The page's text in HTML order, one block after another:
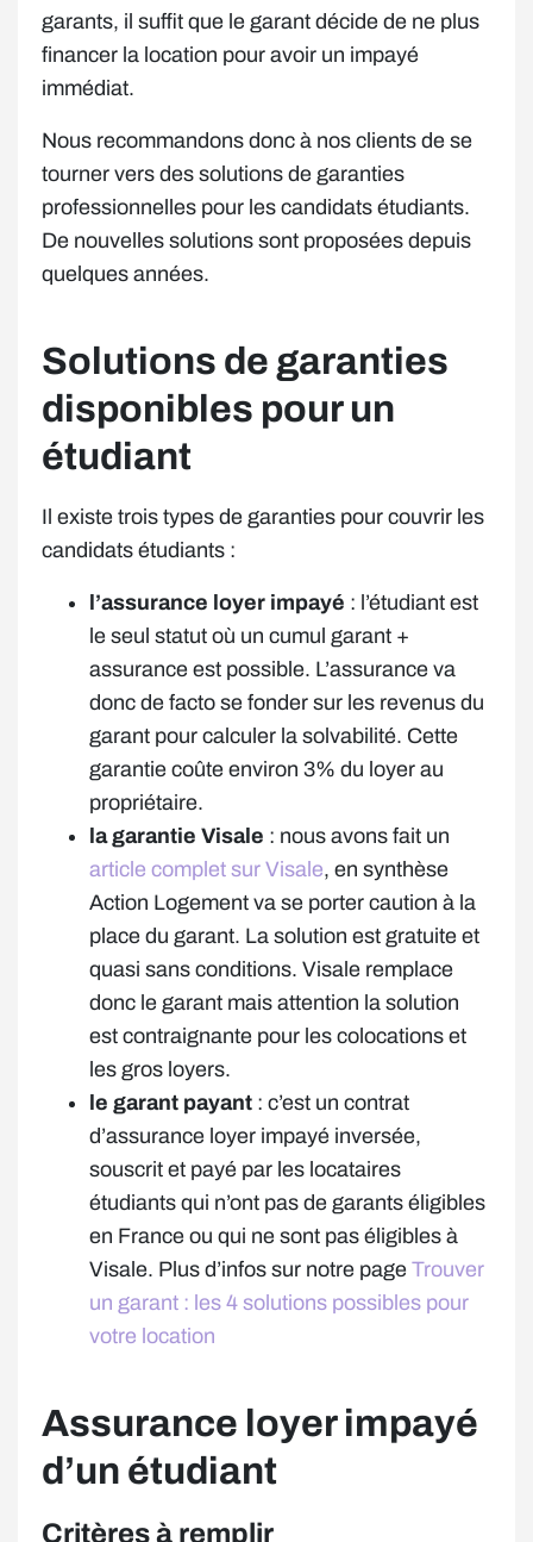
garants, il suffit que le garant décide de ne plus
financer la location pour avoir un impayé
immédiat.
Nous recommandons donc à nos clients de se
tourner vers des solutions de garanties
professionnelles pour les candidats étudiants.
De nouvelles solutions sont proposées depuis
quelques années.
Solutions de garanties
disponibles pour un
étudiant
Il existe trois types de garanties pour couvrir les
candidats étudiants :
l’assurance loyer impayé : l’étudiant est
le seul statut où un cumul garant +
assurance est possible. L’assurance va
donc de facto se fonder sur les revenus du
garant pour calculer la solvabilité. Cette
garantie coûte environ 3% du loyer au
propriétaire.
la garantie Visale : nous avons fait un
article complet sur Visale, en synthèse
Action Logement va se porter caution à la
place du garant. La solution est gratuite et
quasi sans conditions. Visale remplace
donc le garant mais attention la solution
est contraignante pour les colocations et
les gros loyers.
le garant payant : c’est un contrat
d’assurance loyer impayé inversée,
souscrit et payé par les locataires
étudiants qui n’ont pas de garants éligibles
en France ou qui ne sont pas éligibles à
Visale. Plus d’infos sur notre page Trouver
un garant : les 4 solutions possibles pour
votre location
Assurance loyer impayé
d’un étudiant
Critères à remplir